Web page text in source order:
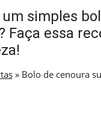
simples
Faça essa
» Bolo de cenoura